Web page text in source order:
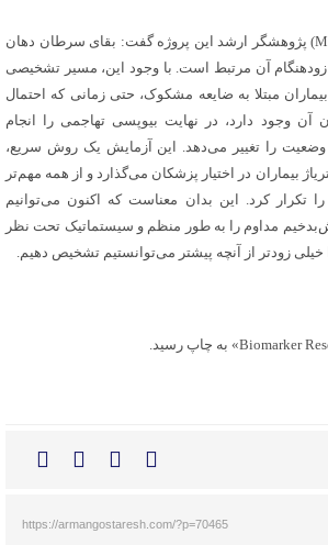
«موی تک ته»(Muy-Teck Teh) پژوهشگر ارشد این پروژه گفت: بقای سرطان دهان
آن مرتبط است. با وجود این، مسیر تشخیصی
مبتلا به ضایعه مشکوک، حتی زمانی که احتمال
وجود دارد، در نهایت بیوپسی تهاجمی را انجام
وضعیت را تغییر می‌دهد. این آزمایش یک روش سریع،
بیماران در اختیار پزشکان می‌گذارد و از همه مهم‌تر
تکرار کرد. این بدان معناست که اکنون می‌توانیم
مداوم را به طور منظم و سیستماتیک تحت نظر
زودتر از آنچه پیشتر می‌توانستیم تشخیص دهیم.
https://armangostaresh.com/?p=70465